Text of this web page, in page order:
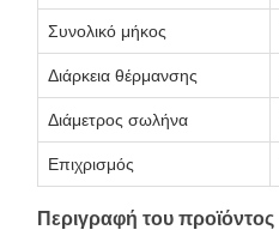
Συνολικό μήκος
Διάρκεια θέρμανσης
Διάμετρος σωλήνα
Επιχρισμός
Περιγραφή του προϊόντος